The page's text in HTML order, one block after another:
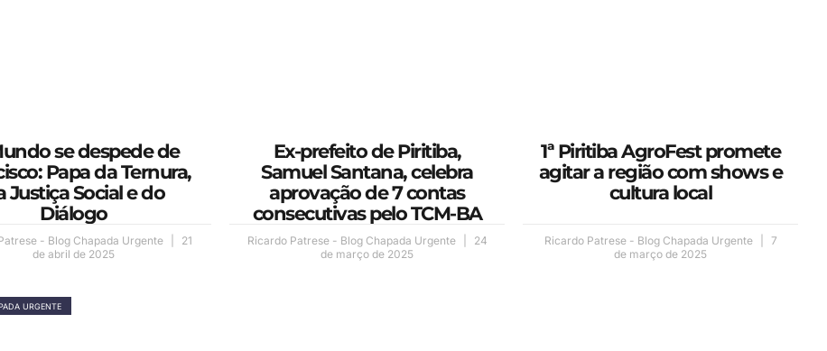
se despede de
Papa da Ternura,
Justiça Social e do
Diálogo
- Blog Chapada Urgente
21
de abril de 2025
Ex-prefeito de Piritiba,
Samuel Santana, celebra
aprovação de 7 contas
consecutivas pelo TCM-BA
Ricardo Patrese - Blog Chapada Urgente
24
de março de 2025
1ª Piritiba AgroFest promete
agitar a região com shows e
cultura local
Ricardo Patrese - Blog Chapada Urgente
7
de março de 2025
URGENTE